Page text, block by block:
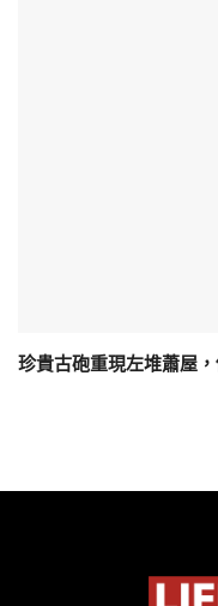
珍貴古砲重現左堆蕭屋